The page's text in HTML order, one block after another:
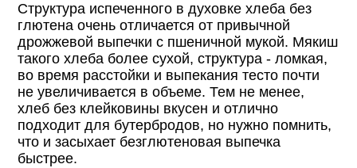
Структура испеченного в духовке хлеба без
глютена очень отличается от привычной
дрожжевой выпечки с пшеничной мукой. Мякиш
такого хлеба более сухой, структура - ломкая,
во время расстойки и выпекания тесто почти
не увеличивается в объеме. Тем не менее,
хлеб без клейковины вкусен и отлично
подходит для бутербродов, но нужно помнить,
что и засыхает безглютеновая выпечка
быстрее.